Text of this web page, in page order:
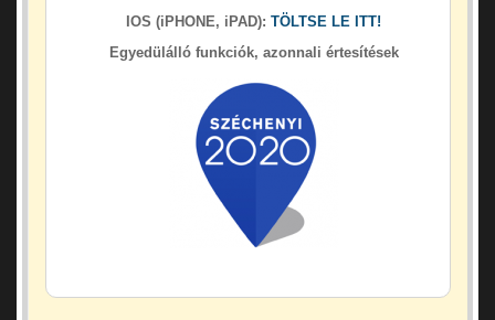
IOS (iPHONE, iPAD): TÖLTSE LE ITT!
Egyedülálló funkciók, azonnali értesítések